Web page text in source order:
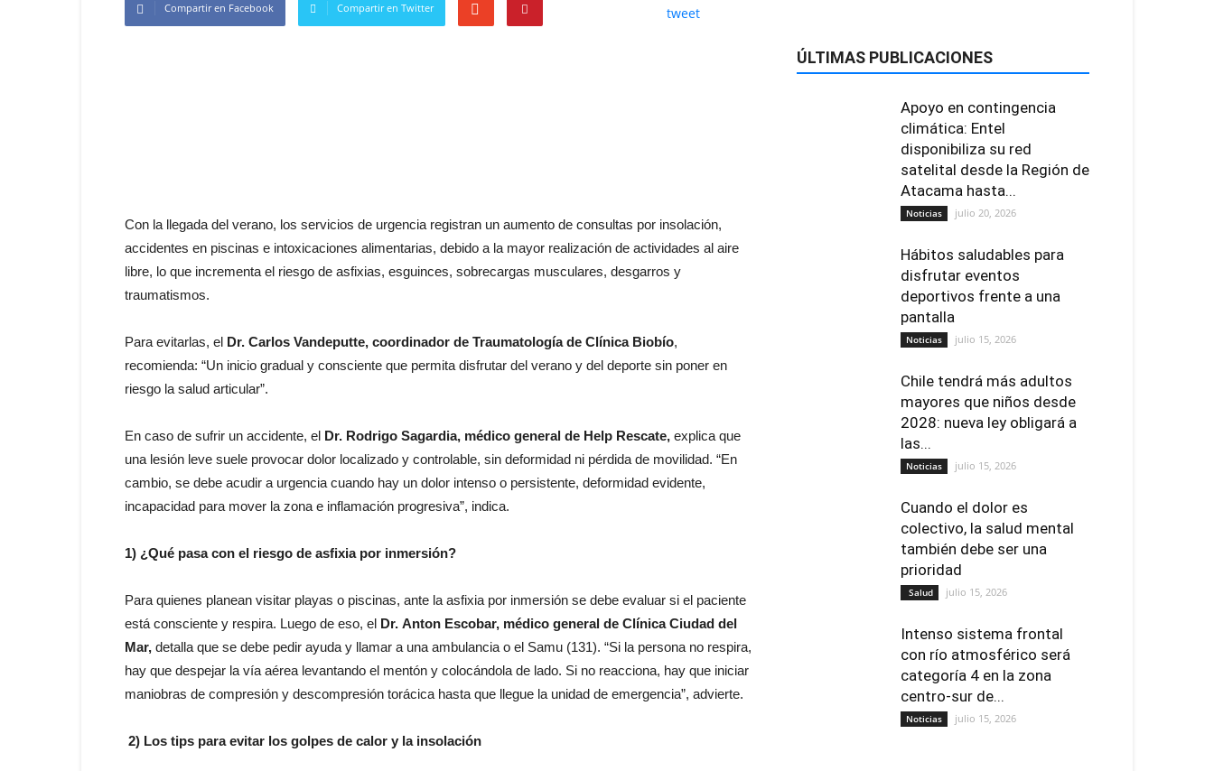
Compartir en Facebook Compartir en Twitter tweet
Con la llegada del verano, los servicios de urgencia registran un aumento de consultas por insolación,
accidentes en piscinas e intoxicaciones alimentarias, debido a la mayor realización de actividades al aire
libre, lo que incrementa el riesgo de asfixias, esguinces, sobrecargas musculares, desgarros y
traumatismos.
Para evitarlas, el Dr. Carlos Vandeputte, coordinador de Traumatología de Clínica Biobío,
recomienda: “Un inicio gradual y consciente que permita disfrutar del verano y del deporte sin poner en
riesgo la salud articular”.
En caso de sufrir un accidente, el Dr. Rodrigo Sagardia, médico general de Help Rescate, explica que
una lesión leve suele provocar dolor localizado y controlable, sin deformidad ni pérdida de movilidad. “En
cambio, se debe acudir a urgencia cuando hay un dolor intenso o persistente, deformidad evidente,
incapacidad para mover la zona e inflamación progresiva”, indica.
1) ¿Qué pasa con el riesgo de asfixia por inmersión?
Para quienes planean visitar playas o piscinas, ante la asfixia por inmersión se debe evaluar si el paciente
está consciente y respira. Luego de eso, el Dr. Anton Escobar, médico general de Clínica Ciudad del
Mar, detalla que se debe pedir ayuda y llamar a una ambulancia o el Samu (131). “Si la persona no respira,
hay que despejar la vía aérea levantando el mentón y colocándola de lado. Si no reacciona, hay que iniciar
maniobras de compresión y descompresión torácica hasta que llegue la unidad de emergencia”, advierte.
2) Los tips para evitar los golpes de calor y la insolación
ÚLTIMAS PUBLICACIONES
Apoyo en contingencia
climática: Entel
disponibiliza su red
satelital desde la Región de
Atacama hasta...
Noticias julio 20, 2026
Hábitos saludables para
disfrutar eventos
deportivos frente a una
pantalla
Noticias julio 15, 2026
Chile tendrá más adultos
mayores que niños desde
2028: nueva ley obligará a
las...
Noticias julio 15, 2026
Cuando el dolor es
colectivo, la salud mental
también debe ser una
prioridad
Salud julio 15, 2026
Intenso sistema frontal
con río atmosférico será
categoría 4 en la zona
centro-sur de...
Noticias julio 15, 2026